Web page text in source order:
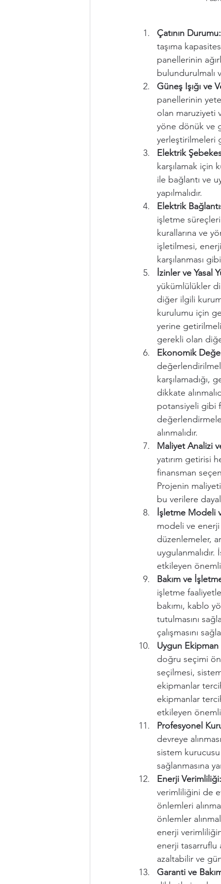
Çatının
taşıma
panellerinin
bulundurulmalı
Güneş Işığı ve
panellerinin
olan maruziyeti
yöne dönük ve
yerleştirilmeleri
Elektrik
karşılamak için
ile bağlantı ve
yapılmalıdır.
Elektrik
işletme
kurallarına ve
işletilmesi,
karşılanması
İzinler ve Yasal
yükümlülükler
diğer ilgili
kurulumu için
yerine
gerekli olan
Ekonomik
dikkate
potansiyeli gibi
alınmalıdır.
Maliyet Analizi
yatırım getirisi
finansman
Projenin
bu verilere
İşletme Modeli
modeli ve enerji
düzenlemeler,
etkileyen
Bakım ve
işletme
bakımı, kablo
tutulmasını
çalışmasını
Uygun Ekipman
doğru seçimi
seçilmesi,
ekipmanlar
ekipmanlar
etkileyen
Profesyonel
devreye
sistem
sağlanmasına
Enerji Verimliliği:
verimliliğini de
önlemleri
önlemler
enerji
enerji
azaltabilir ve
Garanti ve